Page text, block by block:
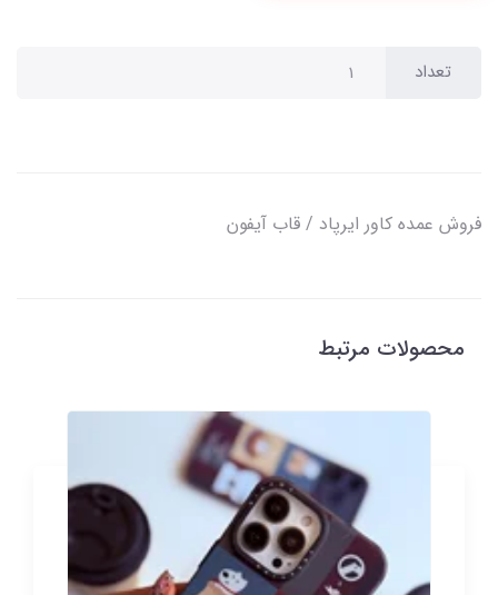
تعداد
فروش عمده کاور ایرپاد / قاب آیفون
محصولات مرتبط